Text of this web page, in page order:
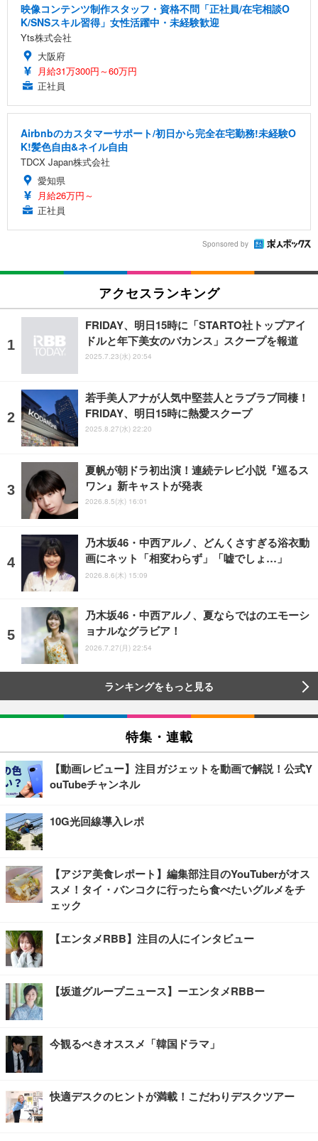
映像コンテンツ制作スタッフ・資格不問「正社員/在宅相談O
K/SNSスキル習得」女性活躍中・未経験歓迎
Yts株式会社
大阪府
月給31万300円～60万円
正社員
Airbnbのカスタマーサポート/初日から完全在宅勤務!未経験O
K!髪色自由&ネイル自由
TDCX Japan株式会社
愛知県
月給26万円～
正社員
Sponsored by
アクセスランキング
FRIDAY、明日15時に「STARTO社トップアイ
ドルと年下美女のバカンス」スクープを報道
2025.7.23(水) 20:54
若手美人アナが人気中堅芸人とラブラブ同棲！
FRIDAY、明日15時に熱愛スクープ
2025.8.27(水) 22:20
夏帆が朝ドラ初出演！連続テレビ小説『巡るス
ワン』新キャストが発表
2026.8.5(水) 16:01
乃木坂46・中西アルノ、どんくさすぎる浴衣動
画にネット「相変わらず」「嘘でしょ…」
2026.8.6(木) 15:09
乃木坂46・中西アルノ、夏ならではのエモーシ
ョナルなグラビア！
2026.7.27(月) 22:54
ランキングをもっと見る
特集・連載
【動画レビュー】注目ガジェットを動画で解説！公式Y
ouTubeチャンネル
10G光回線導入レポ
【アジア美食レポート】編集部注目のYouTuberがオス
スメ！タイ・バンコクに行ったら食べたいグルメをチ
ェック
【エンタメRBB】注目の人にインタビュー
【坂道グループニュース】ーエンタメRBBー
今観るべきオススメ「韓国ドラマ」
快適デスクのヒントが満載！こだわりデスクツアー